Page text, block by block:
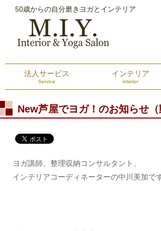
50歳からの自分磨きヨガとインテリア
法人サービス
Service
インテリア
interior
New芦屋でヨガ！のお知らせ（
ヨガ講師、整理収納コンサルタント、
インテリアコーディネーターの中川美加です